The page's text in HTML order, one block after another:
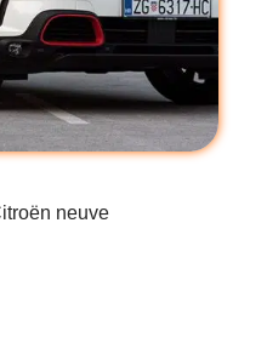
neuve